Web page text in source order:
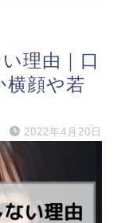
理由｜口
顔や若
2022年4月20日